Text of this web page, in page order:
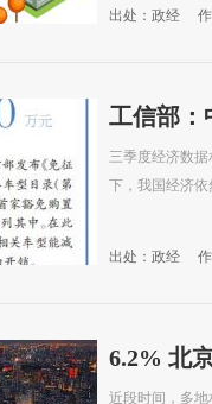
出处：政经
工信部：
三季度经济数
下，我国经济依
出处：政经
6.2% 北
近段时间，多地